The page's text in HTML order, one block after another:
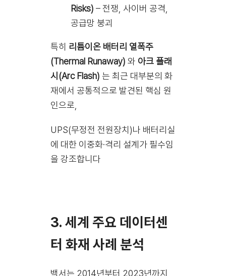
Risks) – 전쟁, 사이버 공격,
공급망 붕괴
특히 리튬이온 배터리 열폭주
(Thermal Runaway) 와 아크 플래
시(Arc Flash) 는 최근 대부분의 화
재에서 공통적으로 발견된 핵심 원
인으로,
UPS(무정전 전원장치)나 배터리실
에 대한 이중화·격리 설계가 필수임
을 강조합니다
3. 세계 주요 데이터센
터 화재 사례 분석
백서는 2014년부터 2023년까지